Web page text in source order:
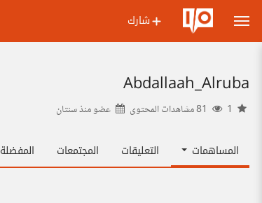
شارك
Abdallaah_Alruba
عضو منذسنتان
المساهمات التعليقات المجتمعات المفضلة